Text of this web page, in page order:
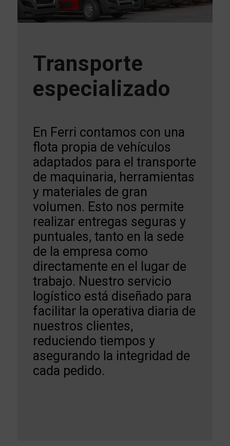
Transporte
especializado
En Ferri contamos con una
flota propia de vehículos
adaptados para el transporte
de maquinaria, herramientas
y materiales de gran
volumen. Esto nos permite
realizar entregas seguras y
puntuales, tanto en la sede
de la empresa como
directamente en el lugar de
trabajo. Nuestro servicio
logístico está diseñado para
facilitar la operativa diaria de
nuestros clientes,
reduciendo tiempos y
asegurando la integridad de
cada pedido.